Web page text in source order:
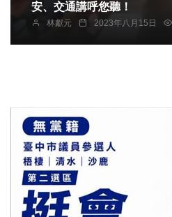
安、交通講呼您聽！
林獻元 2023年八月15日